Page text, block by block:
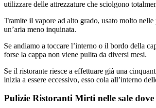
utilizzare delle attrezzature che sciolgono
Tramite il vapore ad alto grado, usato molto
un’aria meno inquinata.
Se andiamo a toccare l’interno o il bordo della
forse la cappa non viene pulita da diversi mesi.
Se il ristorante riesce a effettuare già una
inizia a essere eccessivo, esso cola all’interno
Pulizie Ristoranti Mirti nelle sale